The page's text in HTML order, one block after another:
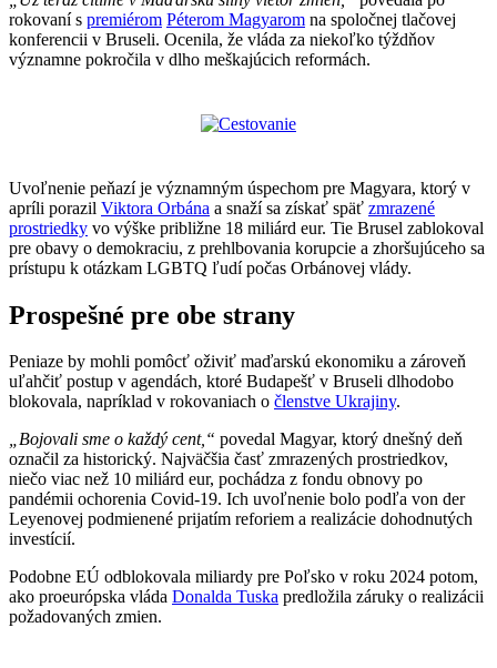
rokovaní s premiérom Péterom Magyarom na spoločnej tlačovej
konferencii v Bruseli. Ocenila, že vláda za niekoľko týždňov
významne pokročila v dlho meškajúcich reformách.
Uvoľnenie peňazí je významným úspechom pre Magyara, ktorý v
apríli porazil Viktora Orbána a snaží sa získať späť zmrazené
prostriedky vo výške približne 18 miliárd eur. Tie Brusel zablokoval
pre obavy o demokraciu, z prehlbovania korupcie a zhoršujúceho sa
prístupu k otázkam LGBTQ ľudí počas Orbánovej vlády.
Prospešné pre obe strany
Peniaze by mohli pomôcť oživiť maďarskú ekonomiku a zároveň
uľahčiť postup v agendách, ktoré Budapešť v Bruseli dlhodobo
blokovala, napríklad v rokovaniach o členstve Ukrajiny.
„Bojovali sme o každý cent,“ povedal Magyar, ktorý dnešný deň
označil za historický. Najväčšia časť zmrazených prostriedkov,
niečo viac než 10 miliárd eur, pochádza z fondu obnovy po
pandémii ochorenia Covid-19. Ich uvoľnenie bolo podľa von der
Leyenovej podmienené prijatím reforiem a realizácie dohodnutých
investícií.
Podobne EÚ odblokovala miliardy pre Poľsko v roku 2024 potom,
ako proeurópska vláda Donalda Tuska predložila záruky o realizácii
požadovaných zmien.